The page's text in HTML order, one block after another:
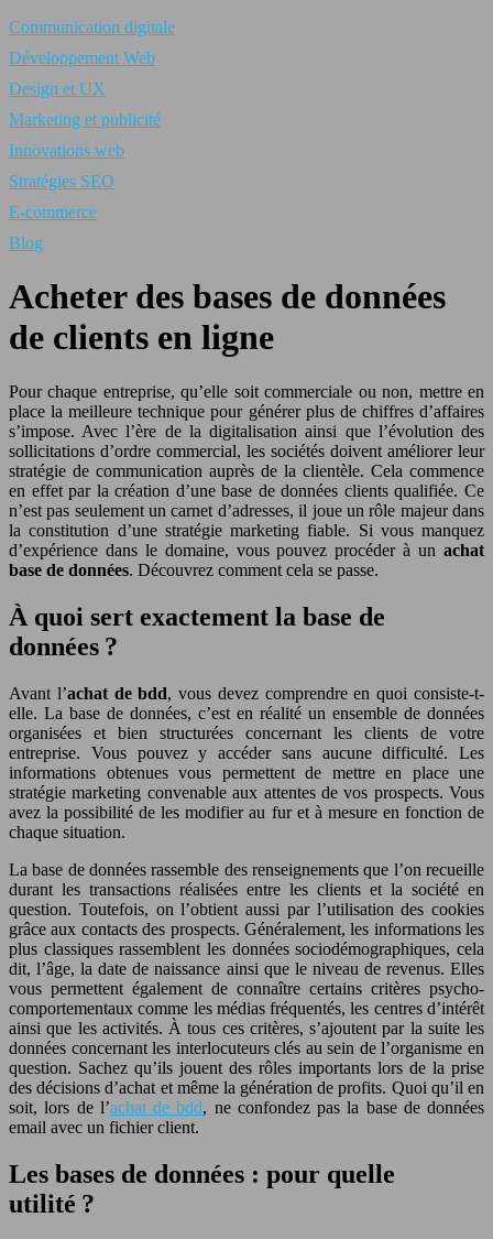
Communication digitale
Développement Web
Design et UX
Marketing et publicité
Innovations web
Stratégies SEO
E-commerce
Blog
Acheter des bases de données
de clients en ligne
Pour chaque entreprise, qu’elle soit commerciale ou non, mettre en
place la meilleure technique pour générer plus de chiffres d’affaires
s’impose. Avec l’ère de la digitalisation ainsi que l’évolution des
sollicitations d’ordre commercial, les sociétés doivent améliorer leur
stratégie de communication auprès de la clientèle. Cela commence
en effet par la création d’une base de données clients qualifiée. Ce
n’est pas seulement un carnet d’adresses, il joue un rôle majeur dans
la constitution d’une stratégie marketing fiable. Si vous manquez
d’expérience dans le domaine, vous pouvez procéder à un achat
base de données. Découvrez comment cela se passe.
À quoi sert exactement la base de
données ?
Avant l’achat de bdd, vous devez comprendre en quoi consiste-t-
elle. La base de données, c’est en réalité un ensemble de données
organisées et bien structurées concernant les clients de votre
entreprise. Vous pouvez y accéder sans aucune difficulté. Les
informations obtenues vous permettent de mettre en place une
stratégie marketing convenable aux attentes de vos prospects. Vous
avez la possibilité de les modifier au fur et à mesure en fonction de
chaque situation.
La base de données rassemble des renseignements que l’on recueille
durant les transactions réalisées entre les clients et la société en
question. Toutefois, on l’obtient aussi par l’utilisation des cookies
grâce aux contacts des prospects. Généralement, les informations les
plus classiques rassemblent les données sociodémographiques, cela
dit, l’âge, la date de naissance ainsi que le niveau de revenus. Elles
vous permettent également de connaître certains critères psycho-
comportementaux comme les médias fréquentés, les centres d’intérêt
ainsi que les activités. À tous ces critères, s’ajoutent par la suite les
données concernant les interlocuteurs clés au sein de l’organisme en
question. Sachez qu’ils jouent des rôles importants lors de la prise
des décisions d’achat et même la génération de profits. Quoi qu’il en
soit, lors de l’achat de bdd, ne confondez pas la base de données
email avec un fichier client.
Les bases de données : pour quelle
utilité ?